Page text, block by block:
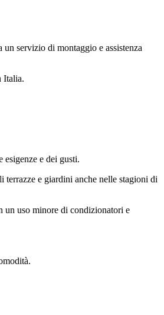
servizio di montaggio e assistenza
Italia.
esigenze e dei gusti.
terrazze e giardini anche nelle stagioni di
un uso minore di condizionatori e